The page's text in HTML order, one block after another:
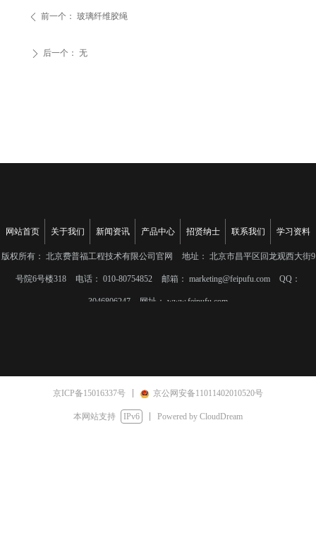
ꄴ 前一个： 玻璃纤维胶绳
ꄲ 后一个： 无
网站首页 关于我们 新闻资讯 产品中心 招贤纳士 联系我们 学习资料
版权所有： 北京费普福工程技术有限公司官网 地址： 北京市昌平区回龙观西大街9
号院6号楼318 电话： 010-80754852 邮箱： marketing@feipufu.com QQ：
3046806247 网址： www.feipufu.com
京ICP备15016337号 京公网安备11011402010520号
本网站支持 IPv6 Powered by CloudDream